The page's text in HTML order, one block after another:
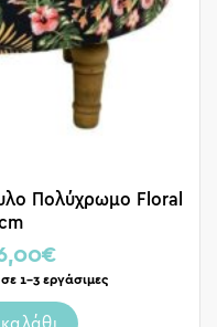
Πολύχρωμο Floral
€
1-3 εργάσιμες